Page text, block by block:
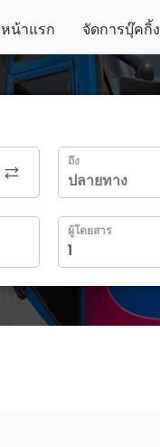
หน้าแรก จัดการบุ๊คกิ้ง
ถึง
ผู้โดยสาร